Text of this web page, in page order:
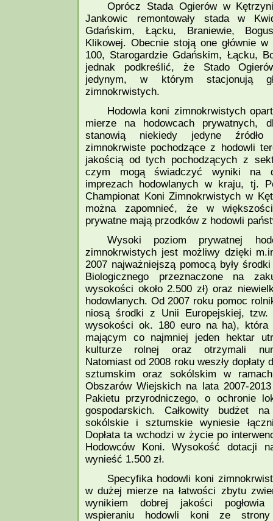
Oprócz Stada Ogierów w
Jankowic remontowały stada w
Gdańskim, Łącku, Braniewie,
Klikowej. Obecnie stoją one głównie
100, Starogardzie Gdańskim, Łącku,
jednak podkreślić, że Stado
jedynym, w którym stacjonują
zimnokrwistych.
Hodowla koni zimnokrwistych
mierze na hodowcach prywatnych,
stanowią niekiedy jedyne źródło
zimnokrwiste pochodzące z hodowli
jakością od tych pochodzących z
czym mogą świadczyć wyniki na
imprezach hodowlanych w kraju, tj.
Championat Koni Zimnokrwistych w
można zapomnieć, że w
prywatne mają przodków z hodowli
Wysoki poziom prywatnej
zimnokrwistych jest możliwy dzięki
2007 najważniejszą pomocą były
Biologicznego przeznaczone na
wysokości około 2.500 zł) oraz
hodowlanych. Od 2007 roku pomoc
niosą środki z Unii Europejskiej, tzw.
wysokości ok. 180 euro na ha), która
mającym co najmniej jeden hektar
kulturze rolnej oraz otrzymali
Natomiast od 2008 roku weszły dopłaty
sztumskim oraz sokólskim w
Obszarów Wiejskich na lata 2007-
Pakietu przyrodniczego, o ochronie
gospodarskich. Całkowity budżet
sokólskie i sztumskie wyniesie
Dopłata ta wchodzi w życie po
Hodowców Koni. Wysokość dotacji
wynieść 1.500 zł.
Specyfika hodowli koni
w dużej mierze na łatwości zbytu
wynikiem dobrej jakości pogłowia
wspieraniu hodowli koni ze